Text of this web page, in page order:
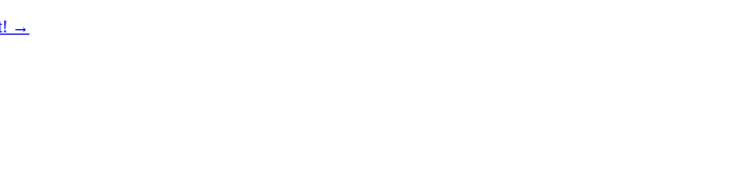
→